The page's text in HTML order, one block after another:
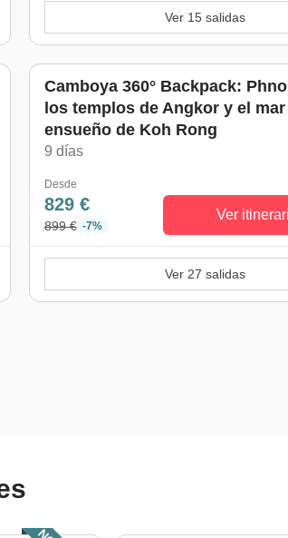
Ver 15 salidas
Camboya 360° Backpack:
los templos de Angkor y el mar
ensueño de Koh Rong
9 días
Desde
829 €
899 € -7%
Ver
Ver 27 salidas